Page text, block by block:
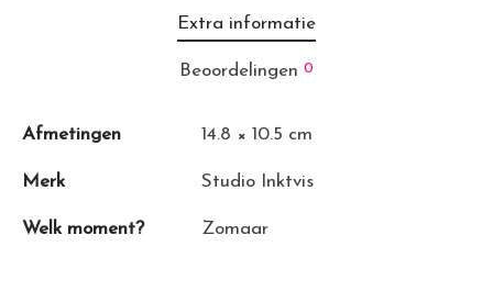
Extra informatie
Beoordelingen 0
Afmetingen 14.8 × 10.5 cm
Merk Studio Inktvis
Welk moment? Zomaar